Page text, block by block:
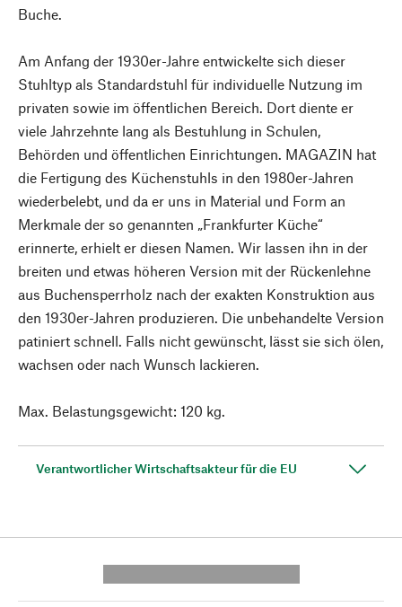
Buche.
Am Anfang der 1930er-Jahre entwickelte sich dieser
Stuhltyp als Standardstuhl für individuelle Nutzung im
privaten sowie im öffentlichen Bereich. Dort diente er
viele Jahrzehnte lang als Bestuhlung in Schulen,
Behörden und öffentlichen Einrichtungen. MAGAZIN hat
die Fertigung des Küchenstuhls in den 1980er-Jahren
wiederbelebt, und da er uns in Material und Form an
Merkmale der so genannten „Frankfurter Küche“
erinnerte, erhielt er diesen Namen. Wir lassen ihn in der
breiten und etwas höheren Version mit der Rückenlehne
aus Buchensperrholz nach der exakten Konstruktion aus
den 1930er-Jahren produzieren. Die unbehandelte Version
patiniert schnell. Falls nicht gewünscht, lässt sie sich ölen,
wachsen oder nach Wunsch lackieren.
Max. Belastungsgewicht: 120 kg.
Verantwortlicher Wirtschaftsakteur für die EU